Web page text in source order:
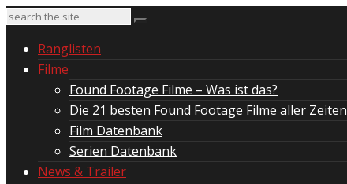
Ranglisten
Filme
Found Footage Filme – Was ist das?
Die 21 besten Found Footage Filme aller Zeiten
Film Datenbank
Serien Datenbank
News & Trailer